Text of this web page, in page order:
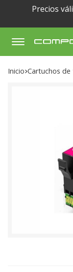
Precios
Inicio cartuchos